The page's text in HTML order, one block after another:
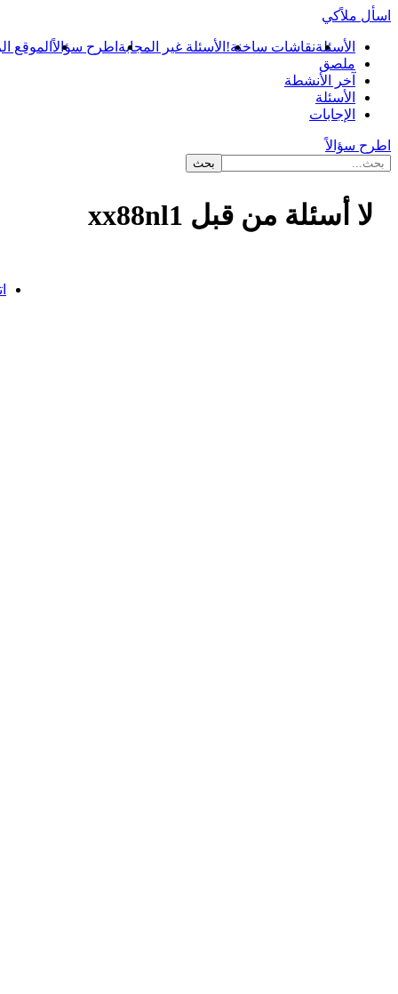
اسأل ملاًكي
الأسئلةنقاشات ساخنة! الأسئلة غير المجابة اطرح سؤالاًالموقع
ملصق
آخر الأنشطة
الأسئلة
الإجابات
اطرح سؤالاً
لا أسئلة من قبل xx88nl1